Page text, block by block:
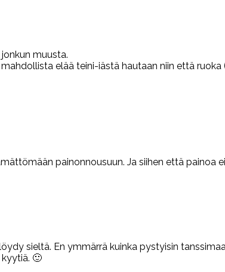
muusta.
elää teini-iästä hautaan niin että
painonnousuun. Ja siihen että painoa
sieltä. En ymmärrä kuinka pystyisin
🙂